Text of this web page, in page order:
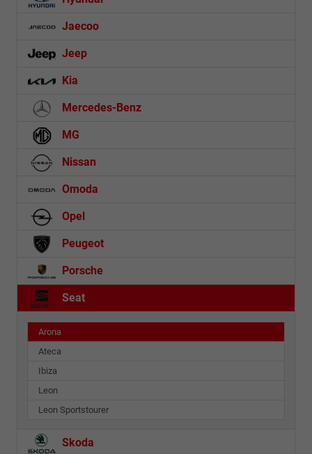
Jaecoo
Jeep
Kia
Mercedes-Benz
MG
Nissan
Omoda
Opel
Peugeot
Porsche
Seat
Arona
Ateca
Ibiza
Leon
Leon Sportstourer
Skoda